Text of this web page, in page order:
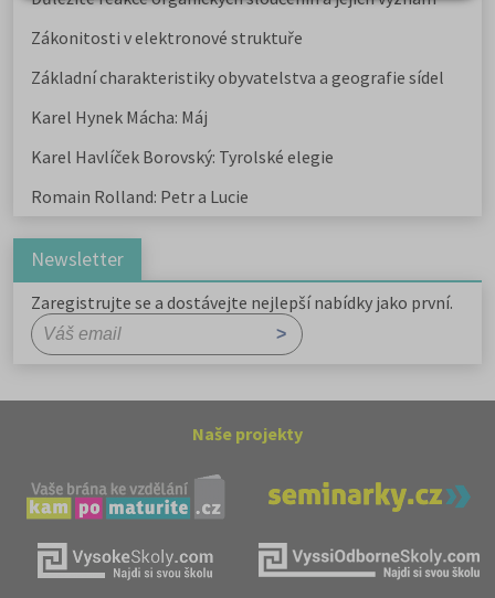
Zákonitosti v elektronové struktuře
Základní charakteristiky obyvatelstva a geografie sídel
Karel Hynek Mácha: Máj
Karel Havlíček Borovský: Tyrolské elegie
Romain Rolland: Petr a Lucie
Newsletter
Zaregistrujte se a dostávejte nejlepší nabídky jako první.
Naše projekty